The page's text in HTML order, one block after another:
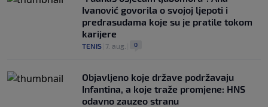
Ivanović govorila o svojoj ljepoti i
predrasudama koje su je pratile tokom
karijere
TENIS 7. aug. 0
Objavljeno koje države podržavaju
Infantina, a koje traže promjene: HNS
odavno zauzeo stranu